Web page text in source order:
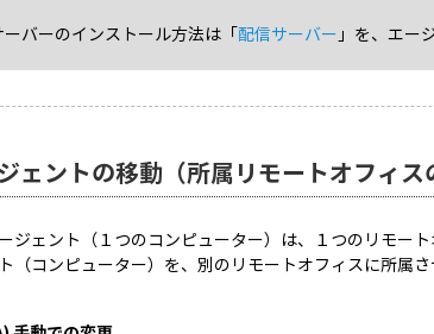
ーバーのインストール方法は「配信サーバー 」を、エー
ェントの移動（所属リモートオフィス
ジェント（１つのコンピューター）は、１つのリモー
（コンピューター）を、別のリモートオフィスに所属